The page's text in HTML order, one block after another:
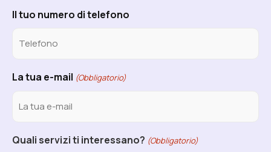
Il tuo numero di telefono
La tua e-mail (Obbligatorio)
Quali servizi ti interessano? (Obbligatorio)